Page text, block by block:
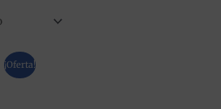
¡Oferta!